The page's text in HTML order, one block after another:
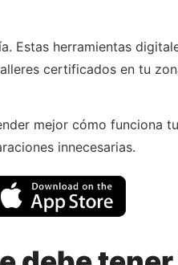
Estas herramientas
certificados en tu
mejor cómo funciona
innecesarias.